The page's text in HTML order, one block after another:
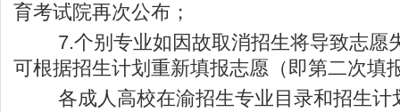
育考试院再次公布；
7.个别专业如因故取消招生将导致志愿
可根据招生计划重新填报志愿（即第二次填
各成人高校在渝招生专业目录和招生计